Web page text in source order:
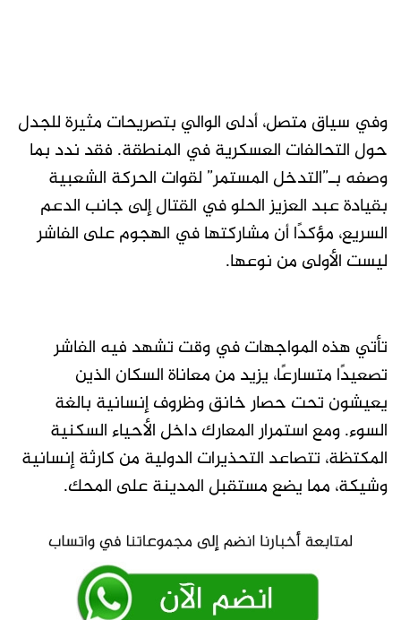
وفي سياق متصل، أدلى الوالي بتصريحات مثيرة للجدل
حول التحالفات العسكرية في المنطقة. فقد ندد بما
وصفه بـ”التدخل المستمر” لقوات الحركة الشعبية
بقيادة عبد العزيز الحلو في القتال إلى جانب الدعم
السريع، مؤكدًا أن مشاركتها في الهجوم على الفاشر
ليست الأولى من نوعها.
تأتي هذه المواجهات في وقت تشهد فيه الفاشر
تصعيدًا متسارعًا، يزيد من معاناة السكان الذين
يعيشون تحت حصار خانق وظروف إنسانية بالغة
السوء. ومع استمرار المعارك داخل الأحياء السكنية
المكتظة، تتصاعد التحذيرات الدولية من كارثة إنسانية
وشيكة، مما يضع مستقبل المدينة على المحك.